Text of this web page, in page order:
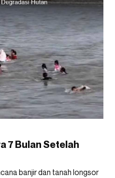
7 Bulan Setelah
banjir dan tanah longsor